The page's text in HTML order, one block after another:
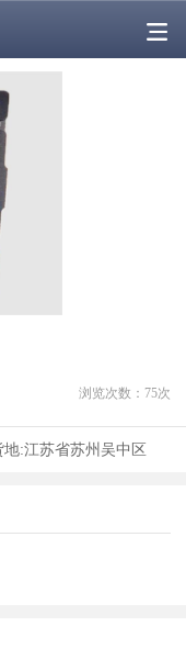
浏览次数： 75次
地:江苏省苏州吴中区